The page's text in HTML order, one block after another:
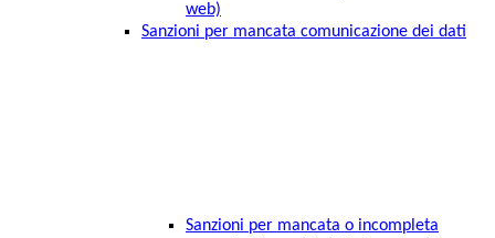
web)
Sanzioni per mancata comunicazione dei dati
Sanzioni per mancata o incompleta